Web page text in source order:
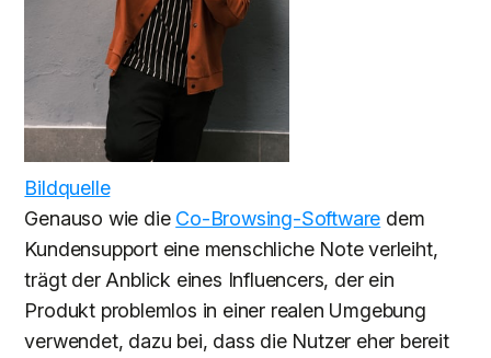
Bildquelle
Genauso wie die Co-Browsing-Software dem
Kundensupport eine menschliche Note verleiht,
trägt der Anblick eines Influencers, der ein
Produkt problemlos in einer realen Umgebung
verwendet, dazu bei, dass die Nutzer eher bereit